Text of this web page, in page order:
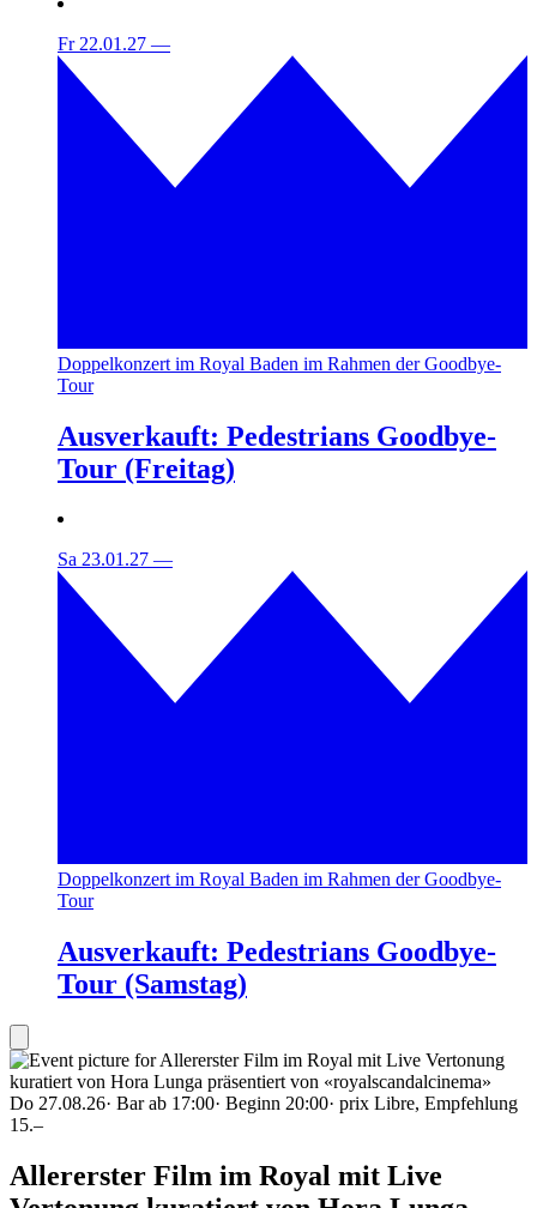
Fr 22.01.27 —
Doppelkonzert im Royal Baden im Rahmen der Goodbye-
Tour
Ausverkauft: Pedestrians Goodbye-
Tour (Freitag)
Sa 23.01.27 —
Doppelkonzert im Royal Baden im Rahmen der Goodbye-
Tour
Ausverkauft: Pedestrians Goodbye-
Tour (Samstag)
Do 27.08.26· Bar ab 17:00· Beginn 20:00· prix Libre, Empfehlung
15.–
Allererster Film im Royal mit Live